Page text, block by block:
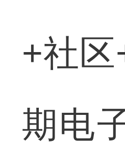
+社
期电